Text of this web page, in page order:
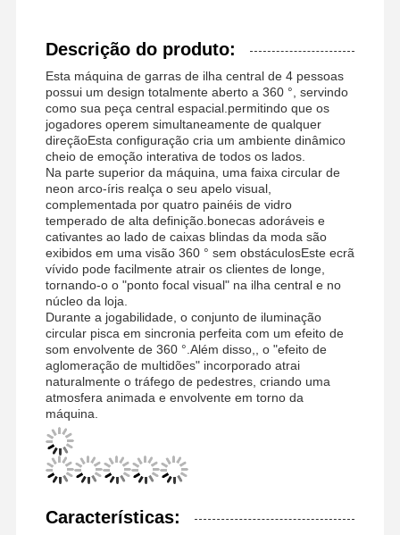
Descrição do produto:
Esta máquina de garras de ilha central de 4 pessoas
possui um design totalmente aberto a 360 °, servindo
como sua peça central espacial.permitindo que os
jogadores operem simultaneamente de qualquer
direçãoEsta configuração cria um ambiente dinâmico
cheio de emoção interativa de todos os lados.
Na parte superior da máquina, uma faixa circular de
neon arco-íris realça o seu apelo visual,
complementada por quatro painéis de vidro
temperado de alta definição.bonecas adoráveis e
cativantes ao lado de caixas blindas da moda são
exibidos em uma visão 360 ° sem obstáculosEste ecrã
vívido pode facilmente atrair os clientes de longe,
tornando-o o "ponto focal visual" na ilha central e no
núcleo da loja.
Durante a jogabilidade, o conjunto de iluminação
circular pisca em sincronia perfeita com um efeito de
som envolvente de 360 °.Além disso,, o "efeito de
aglomeração de multidões" incorporado atrai
naturalmente o tráfego de pedestres, criando uma
atmosfera animada e envolvente em torno da
máquina.
Características: